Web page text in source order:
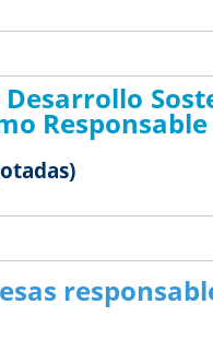
Responsable